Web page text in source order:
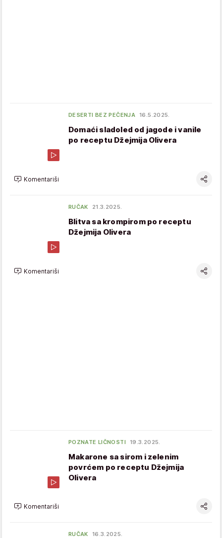
DESERTI BEZ PEČENJA 16.5.2025.
Domaći sladoled od jagode i vanile
po receptu Džejmija Olivera
Komentariši
RUČAK 21.3.2025.
Blitva sa krompirom po receptu
Džejmija Olivera
Komentariši
POZNATE LIČNOSTI 19.3.2025.
Makarone sa sirom i zelenim
povrćem po receptu Džejmija
Olivera
Komentariši
RUČAK 16.3.2025.